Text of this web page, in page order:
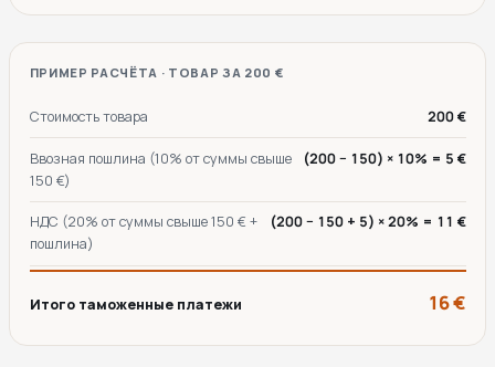
ПРИМЕР РАСЧЁТА · ТОВАР ЗА 200 €
Стоимость товара 200 €
Ввозная пошлина (10% от суммы свыше
150 €)
(200 − 150) × 10% = 5 €
НДС (20% от суммы свыше 150 € +
пошлина)
(200 − 150 + 5) × 20% = 11 €
Итого таможенные платежи 16 €